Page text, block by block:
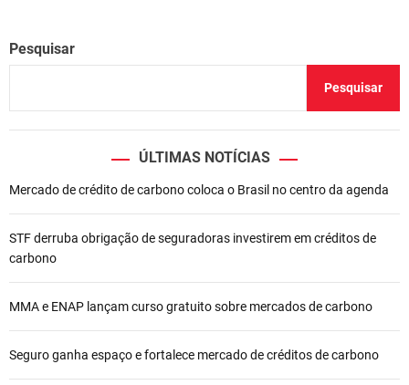
a
ã
d
e
P
o
t
Pesquisar
Pesquisar
ÚLTIMAS NOTÍCIAS
Mercado de crédito de carbono coloca o Brasil no centro da agenda
STF derruba obrigação de seguradoras investirem em créditos de
carbono
MMA e ENAP lançam curso gratuito sobre mercados de carbono
Seguro ganha espaço e fortalece mercado de créditos de carbono